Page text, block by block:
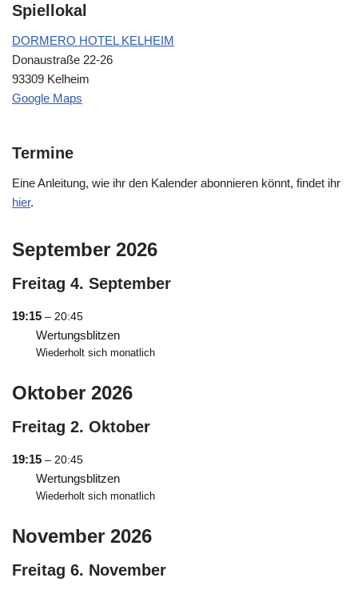
Spiellokal
DORMERO HOTEL KELHEIM
Donaustraße 22-26
93309 Kelheim
Google Maps
Termine
Eine Anleitung, wie ihr den Kalender abonnieren könnt, findet ihr
hier.
September 2026
Freitag 4. September
19:15 – 20:45
Wertungsblitzen
Wiederholt sich monatlich
Oktober 2026
Freitag 2. Oktober
19:15 – 20:45
Wertungsblitzen
Wiederholt sich monatlich
November 2026
Freitag 6. November